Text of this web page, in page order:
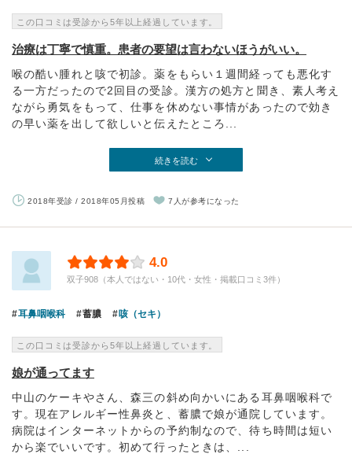
この口コミは受診から5年以上経過しています。
治療は丁寧で慎重。患者の要望は言わないほうがいい。
喉の酷い腫れと咳で初診。薬をもらい１週間経っても悪化す
る一方だったので2回目の受診。漢方の処方と聞き、素人考え
ながら勇気をもって、仕事を休めない事情があったので効き
の早い薬を出して欲しいと伝えたところ...
続きを読む
2018年受診 / 2018年05月投稿 7人が参考になった
4.0
双子908（本人ではない・10代・女性・掲載口コミ3件）
耳鼻咽喉科 蓄膿 咳（セキ）
この口コミは受診から5年以上経過しています。
娘が通ってます
中山のケーキやさん、森三の斜め向かいにある耳鼻咽喉科で
す。現在アレルギー性鼻炎と、蓄膿で娘が通院しています。
病院はインターネットからの予約制なので、待ち時間は短い
から楽でいいです。初めて行ったときは、...